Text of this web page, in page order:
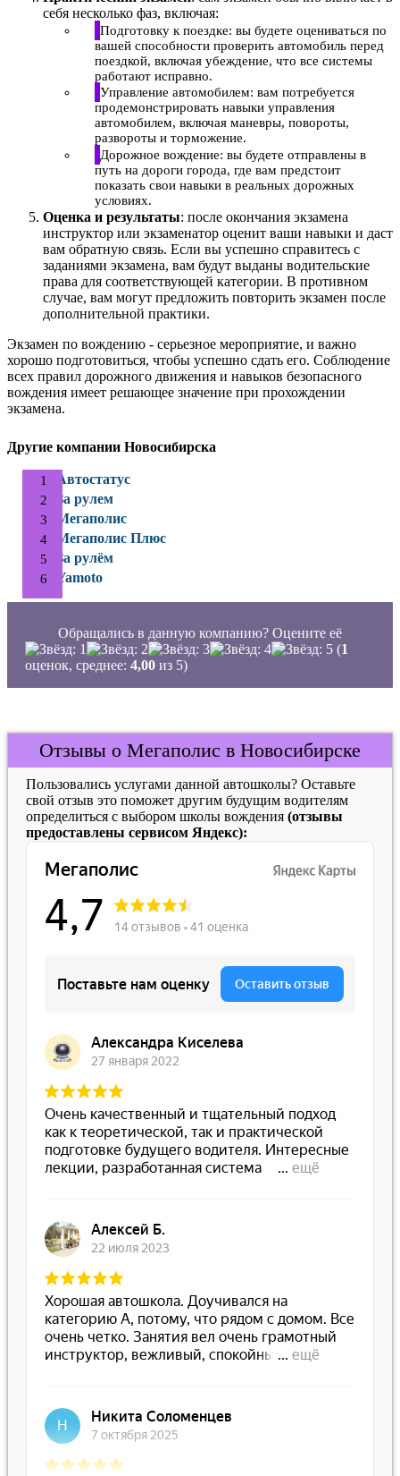
себя несколько фаз, включая:
Подготовку к поездке: вы будете оцениваться по
вашей способности проверить автомобиль перед
поездкой, включая убеждение, что все системы
работают исправно.
Управление автомобилем: вам потребуется
продемонстрировать навыки управления
автомобилем, включая маневры, повороты,
развороты и торможение.
Дорожное вождение: вы будете отправлены в
путь на дороги города, где вам предстоит
показать свои навыки в реальных дорожных
условиях.
Оценка и результаты: после окончания экзамена
инструктор или экзаменатор оценит ваши навыки и даст
вам обратную связь. Если вы успешно справитесь с
заданиями экзамена, вам будут выданы водительские
права для соответствующей категории. В противном
случае, вам могут предложить повторить экзамен после
дополнительной практики.
Экзамен по вождению - серьезное мероприятие, и важно
хорошо подготовиться, чтобы успешно сдать его. Соблюдение
всех правил дорожного движения и навыков безопасного
вождения имеет решающее значение при прохождении
экзамена.
Другие компании Новосибирска
Автостатус
За рулем
Мегаполис
Мегаполис Плюс
За рулём
Yamoto
Обращались в данную компанию? Оцените её
(1
оценок, среднее: 4,00 из 5)
Отзывы о Мегаполис в Новосибирске
Пользовались услугами данной автошколы? Оставьте
свой отзыв это поможет другим будущим водителям
определиться с выбором школы вождения (отзывы
предоставлены сервисом Яндекс):